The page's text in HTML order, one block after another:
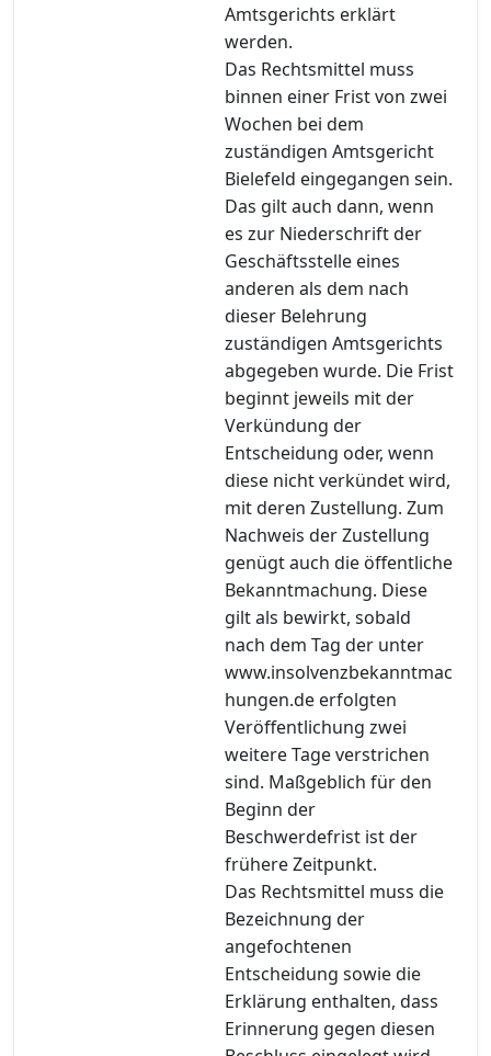
Amtsgerichts erklärt
werden.
Das Rechtsmittel muss
binnen einer Frist von zwei
Wochen bei dem
zuständigen Amtsgericht
Bielefeld eingegangen sein.
Das gilt auch dann, wenn
es zur Niederschrift der
Geschäftsstelle eines
anderen als dem nach
dieser Belehrung
zuständigen Amtsgerichts
abgegeben wurde. Die Frist
beginnt jeweils mit der
Verkündung der
Entscheidung oder, wenn
diese nicht verkündet wird,
mit deren Zustellung. Zum
Nachweis der Zustellung
genügt auch die öffentliche
Bekanntmachung. Diese
gilt als bewirkt, sobald
nach dem Tag der unter
www.insolvenzbekanntmac
hungen.de erfolgten
Veröffentlichung zwei
weitere Tage verstrichen
sind. Maßgeblich für den
Beginn der
Beschwerdefrist ist der
frühere Zeitpunkt.
Das Rechtsmittel muss die
Bezeichnung der
angefochtenen
Entscheidung sowie die
Erklärung enthalten, dass
Erinnerung gegen diesen